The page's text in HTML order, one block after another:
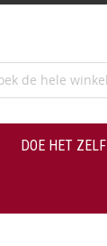
DOE HET ZELF